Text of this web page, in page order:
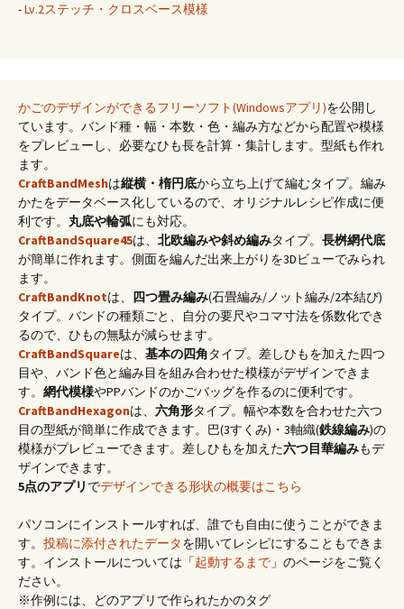
-Lv.2ステッチ・クロスベース模様
かごのデザインができるフリーソフト(Windowsアプリ)を公開し
ています。バンド種・幅・本数・色・編み方などから配置や模様
をプレビューし、必要なひも長を計算・集計します。型紙も作れ
ます。
CraftBandMeshは縦横・楕円底から立ち上げて編むタイプ。編み
かたをデータベース化しているので、オリジナルレシピ作成に便
利です。 丸底や輪弧にも対応。
CraftBandSquare45は、 北欧編みや斜め編みタイプ。 長桝網代底
が簡単に作れます。側面を編んだ出来上がりを3Dビューでみられ
ます。
CraftBandKnotは、 四つ畳み編み(石畳編み/ノット編み/2本結び)
タイプ。バンドの種類ごと、自分の要尺やコマ寸法を係数化でき
るので、ひもの無駄が減らせます。
CraftBandSquareは、 基本の四角タイプ。差しひもを加えた四つ
目や、バンド色と編み目を組み合わせた模様がデザインできま
す。 網代模様やPPバンドのかごバッグを作るのに便利です。
CraftBandHexagonは、 六角形タイプ。幅や本数を合わせた六つ
目の型紙が簡単に作成できます。巴(3すくみ)・3軸織(鉄線編み)の
模様がプレビューできます。差しひもを加えた六つ目華編みもデ
ザインできます。
5点のアプリ でデザインできる形状の概要はこちら
パソコンにインストールすれば、誰でも自由に使うことができま
す。 投稿に添付されたデータを開いてレシピにすることもできま
す。インストールについては「起動するまで 」のページをご覧く
ださい。
※作例には、どのアプリで作られたかのタグ